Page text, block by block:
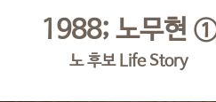
1988; 노무현
노 후보 Life Story